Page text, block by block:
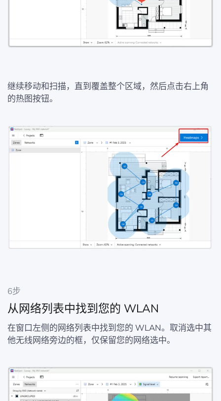
继续移动和扫描，直到覆盖整个区域，然后点击右上角
的热图按钮。
6步
从网络列表中找到您的 WLAN
在窗口左侧的网络列表中找到您的 WLAN。取消选中其
他无线网络旁边的框，仅保留您的网络选中。